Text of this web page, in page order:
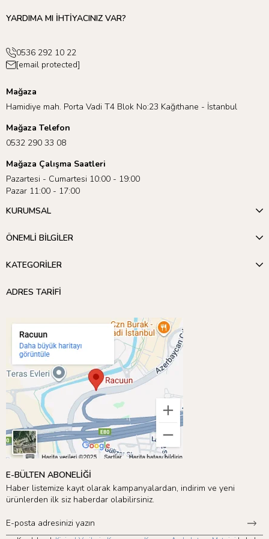
Meri Meri’nin sunduğu geniş ürün yelpazesini keşfetmek için
YARDIMA MI İHTİYACINIZ VAR?
0536 292 10 22
[email protected]
Mağaza
Hamidiye mah. Porta Vadi T4 Blok No:23 Kağıthane - İstanbul
Mağaza Telefon
0532 290 33 08
Mağaza Çalışma Saatleri
Pazartesi - Cumartesi 10:00 - 19:00
Pazar 11:00 - 17:00
KURUMSAL
ÖNEMLİ BİLGİLER
KATEGORİLER
ADRES TARİFİ
E-BÜLTEN ABONELİĞİ
Haber listemize kayıt olarak kampanyalardan, indirim ve yeni
ürünlerden ilk siz haberdar olabilirsiniz.